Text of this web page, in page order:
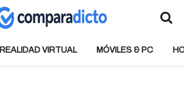
REALIDAD VIRTUAL MÓVILES & PC